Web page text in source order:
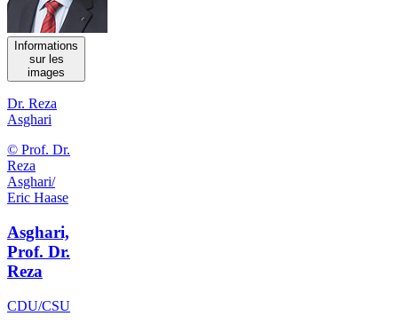
Informations
sur les
images
Dr. Reza
Asghari
© Prof. Dr.
Reza
Asghari/
Eric Haase
Asghari,
Prof. Dr.
Reza
CDU/CSU